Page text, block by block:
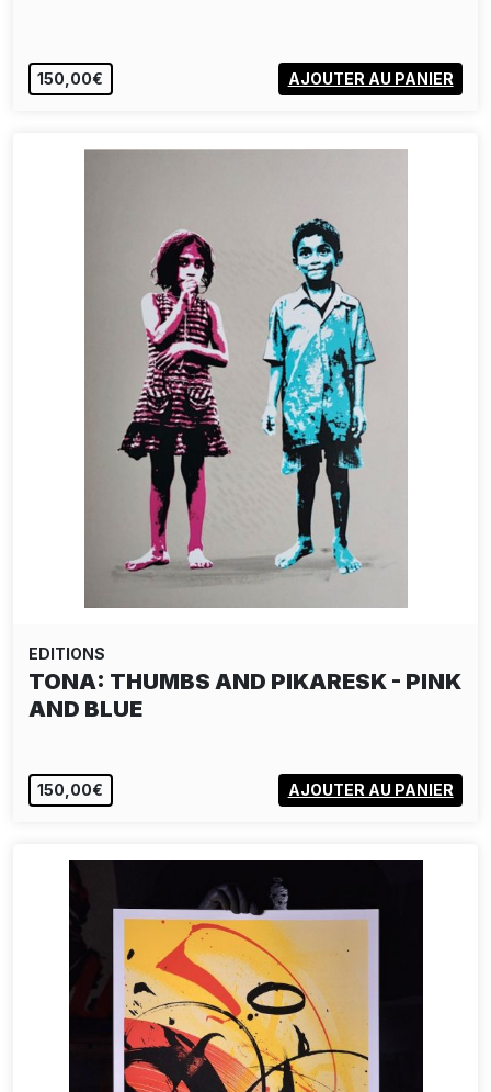
150,00€ AJOUTER AU PANIER
EDITIONS
BLACKOUT CITIES: UNITÉ
D'HABITATION FRAGMENTS…
150,00€ AJOUTER AU PANIER